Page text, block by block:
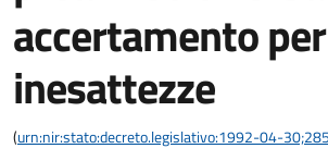
accertamento per
inesattezze
(urn:nir:stato:decreto.legislativo:1992-04-30;285